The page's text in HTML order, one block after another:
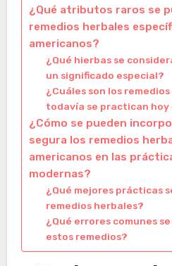
¿Qué atributos raros se
remedios herbales
americanos?
¿Qué hierbas se
un significado especial?
¿Cuáles son los
todavía se practican hoy
¿Cómo se pueden
segura los remedios
americanos en las
modernas?
¿Qué mejores prácticas
remedios herbales?
¿Qué errores comunes
estos remedios?